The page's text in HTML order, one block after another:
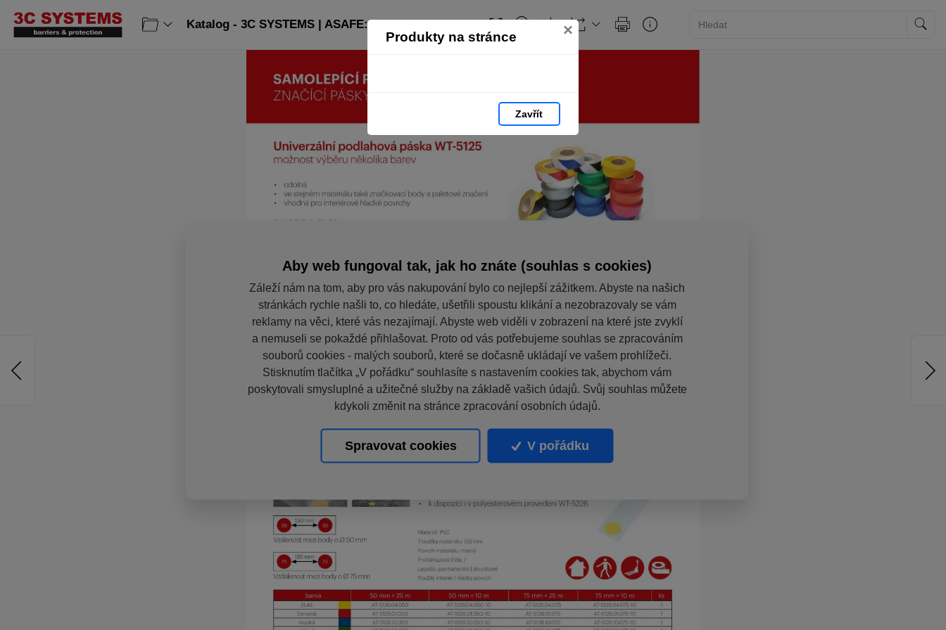
Produkty na stránce ×
Zavřít
Katalog - 3C SYSTEMS | ASAFE: strana 64
Aby web fungoval tak, jak ho znáte (souhlas s cookies)
Záleží nám na tom, aby pro vás nakupování bylo co nejlepší zážitkem. Abyste na našich
stránkách rychle našli to, co hledáte, ušetřili spoustu klikání a nezobrazovaly se vám
reklamy na věci, které vás nezajímají. Abyste web viděli v zobrazení na které jste zvyklí
a nemuseli se pokaždé přihlašovat. Proto od vás potřebujeme souhlas se zpracováním
souborů cookies - malých souborů, které se dočasně ukládají ve vašem prohlížeči.
Stisknutím tlačítka „V pořádku“ souhlasíte s nastavením cookies tak, abychom vám
poskytovali smysluplné a užitečné služby na základě vašich údajů. Svůj souhlas můžete
kdykoli změnit na stránce zpracování osobních údajů.
Spravovat cookies V pořádku